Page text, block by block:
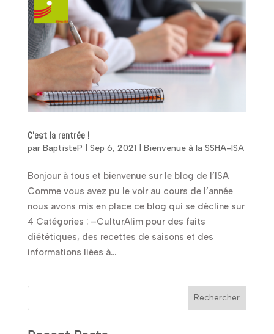
C’est la rentrée !
par BaptisteP Sep 6, 2021 Bienvenue à la SSHA-ISA
Bonjour à tous et bienvenue sur le blog de l’ISA
Comme vous avez pu le voir au cours de l’année
nous avons mis en place ce blog qui se décline sur
4 Catégories : –CulturAlim pour des faits
diététiques, des recettes de saisons et des
informations liées à...
Rechercher